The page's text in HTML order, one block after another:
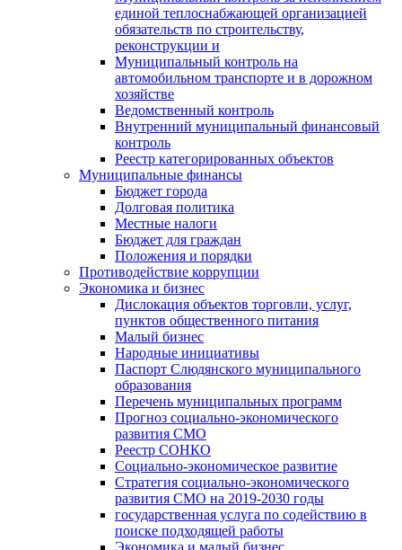
единой теплоснабжающей организацией
обязательств по строительству,
реконструкции и
Муниципальный контроль на
автомобильном транспорте и в дорожном
хозяйстве
Ведомственный контроль
Внутренний муниципальный финансовый
контроль
Реестр категорированных объектов
Муниципальные финансы
Бюджет города
Долговая политика
Местные налоги
Бюджет для граждан
Положения и порядки
Противодействие коррупции
Экономика и бизнес
Дислокация объектов торговли, услуг,
пунктов общественного питания
Малый бизнес
Народные инициативы
Паспорт Слюдянского муниципального
образования
Перечень муниципальных программ
Прогноз социально-экономического
развития СМО
Реестр СОНКО
Социально-экономическое развитие
Стратегия социально-экономического
развития СМО на 2019-2030 годы
государственная услуга по содействию в
поиске подходящей работы